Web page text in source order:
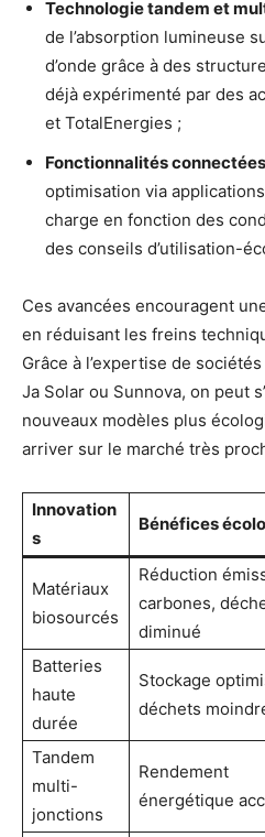
Technologie tandem et
de l’absorption lumineuse
d’onde grâce à des
déjà expérimenté par des
et TotalEnergies ;
Fonctionnalités
optimisation via
charge en fonction des
des conseils d’utilisation-
Ces avancées encouragent
en réduisant les freins
Grâce à l’expertise de
Ja Solar ou Sunnova, on peut
nouveaux modèles plus
arriver sur le marché très
Innovation
s
Bénéfices
Matériaux
biosourcés
Réduction
carbones,
diminué
Batteries
haute
durée
Stockage
déchets
Tandem
multi-
jonctions
Rendement
énergétique